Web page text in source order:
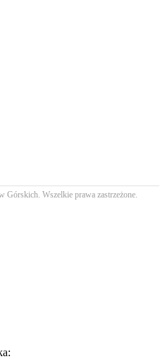
Wszelkie prawa zastrzeżone.